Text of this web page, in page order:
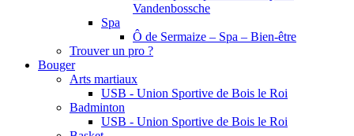
Vandenbossche
Spa
Ô de Sermaize – Spa – Bien-être
Trouver un pro ?
Bouger
Arts martiaux
USB - Union Sportive de Bois le Roi
Badminton
USB - Union Sportive de Bois le Roi